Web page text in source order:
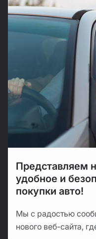
Представляем
удобное и
покупки авто!
Мы с радостью
нового веб-сайта,